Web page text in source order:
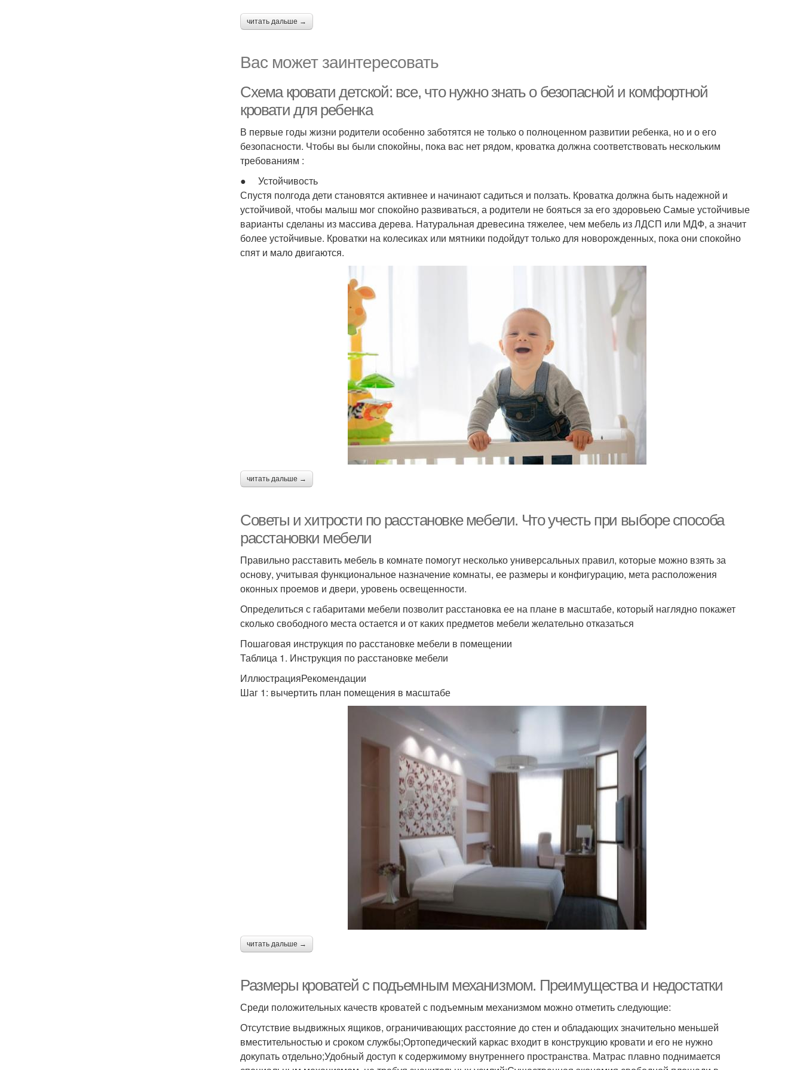
читать дальше →
Вас может заинтересовать
Схема кровати детской: все, что нужно знать о безопасной и комфортной
кровати для ребенка
В первые годы жизни родители особенно заботятся не только о полноценном развитии ребенка, но и о его
безопасности. Чтобы вы были спокойны, пока вас нет рядом, кроватка должна соответствовать нескольким
требованиям :
● Устойчивость
Спустя полгода дети становятся активнее и начинают садиться и ползать. Кроватка должна быть надежной и
устойчивой, чтобы малыш мог спокойно развиваться, а родители не бояться за его здоровьею Самые устойчивые
варианты сделаны из массива дерева. Натуральная древесина тяжелее, чем мебель из ЛДСП или МДФ, а значит
более устойчивые. Кроватки на колесиках или мятники подойдут только для новорожденных, пока они спокойно
спят и мало двигаются.
читать дальше →
Советы и хитрости по расстановке мебели. Что учесть при выборе способа
расстановки мебели
Правильно расставить мебель в комнате помогут несколько универсальных правил, которые можно взять за
основу, учитывая функциональное назначение комнаты, ее размеры и конфигурацию, мета расположения
оконных проемов и двери, уровень освещенности.
Определиться с габаритами мебели позволит расстановка ее на плане в масштабе, который наглядно покажет
сколько свободного места остается и от каких предметов мебели желательно отказаться
Пошаговая инструкция по расстановке мебели в помещении
Таблица 1. Инструкция по расстановке мебели
ИллюстрацияРекомендации
Шаг 1: вычертить план помещения в масштабе
читать дальше →
Размеры кроватей с подъемным механизмом. Преимущества и недостатки
Среди положительных качеств кроватей с подъемным механизмом можно отметить следующие:
Отсутствие выдвижных ящиков, ограничивающих расстояние до стен и обладающих значительно меньшей
вместительностью и сроком службы;Ортопедический каркас входит в конструкцию кровати и его не нужно
докупать отдельно;Удобный доступ к содержимому внутреннего пространства. Матрас плавно поднимается